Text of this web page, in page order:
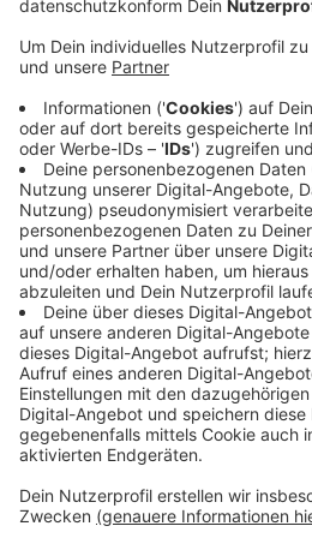
Much kommend bei voller
der Ampel stehende Autos
sollen im Auto alle
Zudem habe die Bremse bei ihr
berichtet uns die Polizei auf
jähriger Mann aus Much wurde
Zwei Autos waren nicht mehr
abgeschleppt werden. Der
laut der Polizei auf über 60
74-jährige ihr Auto nicht
ermittelt. Die B56 war gestern
für mehrere Stunden voll